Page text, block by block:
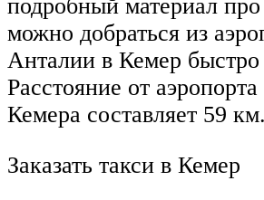
подробный материал
можно добраться из
Анталии в Кемер быстро
Расстояние от
Кемера составляет 59 км.
Заказать такси в Кемер